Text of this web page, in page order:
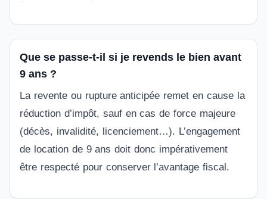
Que se passe-t-il si je revends le bien avant
9 ans ?
La revente ou rupture anticipée remet en cause la
réduction d’impôt, sauf en cas de force majeure
(décès, invalidité, licenciement…). L’engagement
de location de 9 ans doit donc impérativement
être respecté pour conserver l’avantage fiscal.